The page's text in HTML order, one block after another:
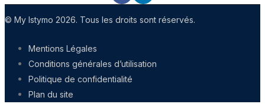
© My Istymo 2026. Tous les droits sont réservés.
Mentions Légales
Conditions générales d’utilisation
Politique de confidentialité
Plan du site